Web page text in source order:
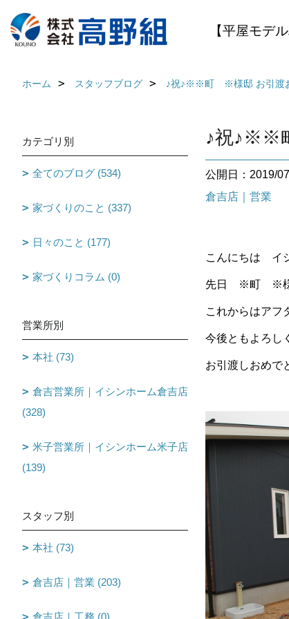
【平屋モデ
ホーム スタッフブログ ♪祝♪※※町 ※様邸 お引渡
♪祝♪※※
公開日：2019/
倉吉店｜営業
こんにちは イ
先日 ※町 ※様
これからはアフ
今後ともよろし
お引渡しおめで
カテゴリ別
全てのブログ (534)
家づくりのこと (337)
日々のこと (177)
家づくりコラム (0)
営業所別
本社 (73)
倉吉営業所｜イシンホーム倉吉店
(328)
米子営業所｜イシンホーム米子店
(139)
スタッフ別
本社 (73)
倉吉店｜営業 (203)
倉吉店｜工務 (0)